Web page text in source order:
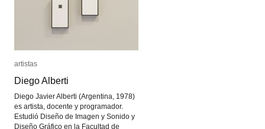
artistas
Diego Alberti
Diego Javier Alberti (Argentina, 1978)
es artista, docente y programador.
Estudió Diseño de Imagen y Sonido y
Diseño Gráfico en la Facultad de
artistas
Diego Alberti